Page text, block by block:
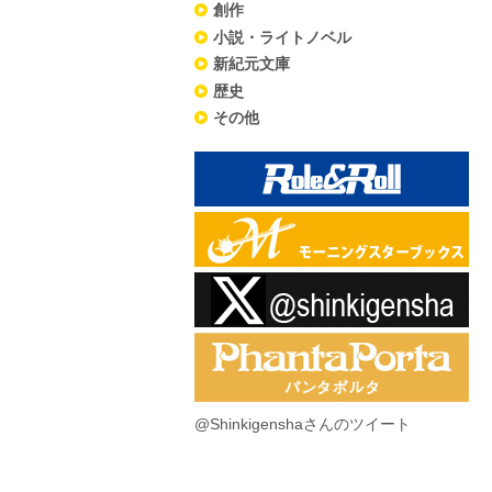
創作
小説・ライトノベル
新紀元文庫
歴史
その他
@Shinkigenshaさんのツイート